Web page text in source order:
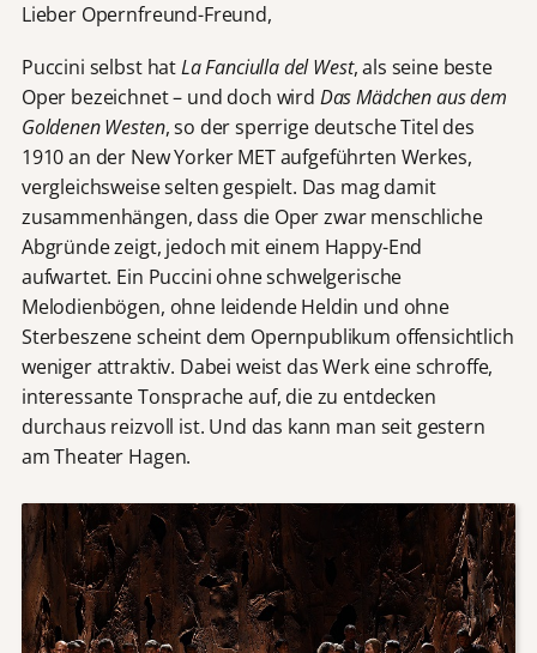
Lieber Opernfreund-Freund,
Puccini selbst hatLa Fanciulla del West, als seine beste
Oper bezeichnet – und doch wird Das Mädchen aus dem
Goldenen Westen, so der sperrige deutsche Titel des
1910 an der New Yorker MET aufgeführten Werkes,
vergleichsweise selten gespielt. Das mag damit
zusammenhängen, dass die Oper zwar menschliche
Abgründe zeigt, jedoch mit einem Happy-End
aufwartet. Ein Puccini ohne schwelgerische
Melodienbögen, ohne leidende Heldin und ohne
Sterbeszene scheint dem Opernpublikum offensichtlich
weniger attraktiv. Dabei weist das Werk eine schroffe,
interessante Tonsprache auf, die zu entdecken
durchaus reizvoll ist. Und das kann man seit gestern
am Theater Hagen.